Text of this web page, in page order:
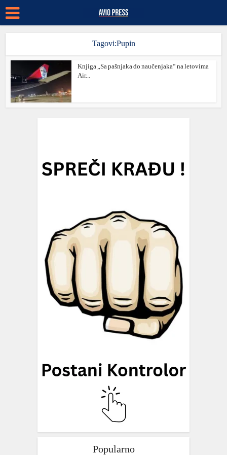
Tagovi:Pupin
Knjiga „Sa pašnjaka do naučenjaka“ na letovima
Air...
Popularno